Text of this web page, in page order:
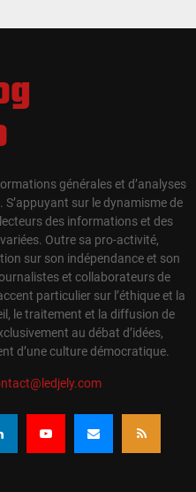
générales et d’analyses
S’appuyant sur le dynamisme de
des informations et des
Outre sa pro-activité,
sur son indépendance et son
et collaborateurs de
particulier sur l’éthique et la
le traitement et la diffusion de
au débat d’idées,
d’une culture démocratique.